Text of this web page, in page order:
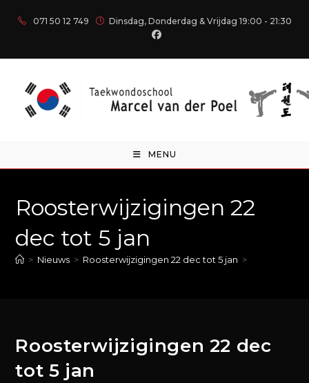
071 50 12 749 Dinsdag, Donderdag & Vrijdag 19:00 - 21:30
MENU
Roosterwijzigingen 22
dec tot 5 jan
> Nieuws > Roosterwijzigingen 22 dec tot 5 jan >
Roosterwijzigingen 22 dec
tot 5 jan